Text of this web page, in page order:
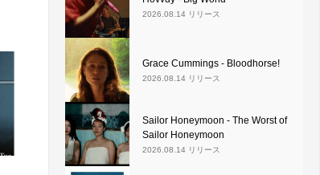
2026.08.14 リリース
Grace Cummings - Bloodhorse!
2026.08.14 リリース
Sailor Honeymoon - The Worst of
Sailor Honeymoon
2026.08.14 リリース